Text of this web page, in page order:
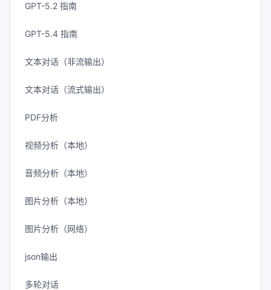
GPT-5.2 指南
GPT-5.4 指南
文本对话（非流输出）
文本对话（流式输出）
PDF分析
视频分析（本地）
音频分析（本地）
图片分析（本地）
图片分析（网络）
json输出
多轮对话